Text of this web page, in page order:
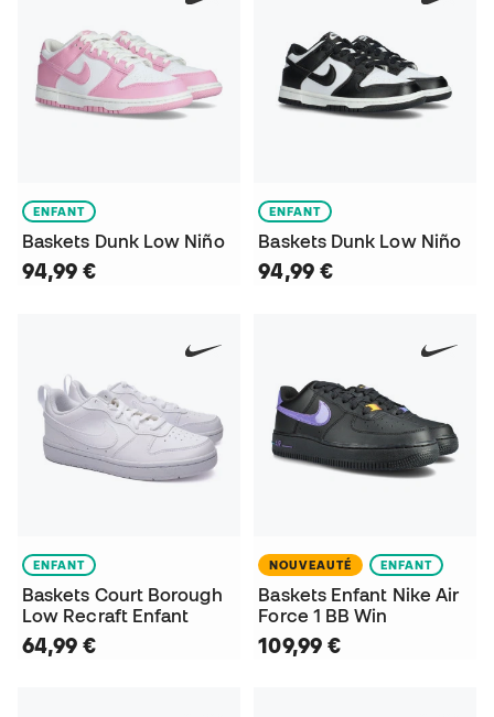
ENFANT
Baskets Dunk Low Niño
94,99 €
ENFANT
Baskets Dunk Low Niño
94,99 €
ENFANT
Baskets Court Borough
Low Recraft Enfant
64,99 €
NOUVEAUTÉ ENFANT
Baskets Enfant Nike Air
Force 1 BB Win
109,99 €